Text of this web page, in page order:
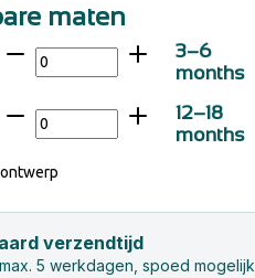
maten
3–6
months
12–18
months
verzendtijd
5 werkdagen, spoed mogelijk